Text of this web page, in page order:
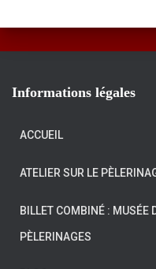
Informations légales
ACCUEIL
ATELIER SUR LE
BILLET COMBINÉ : MUSÉE
PÈLERINAGES